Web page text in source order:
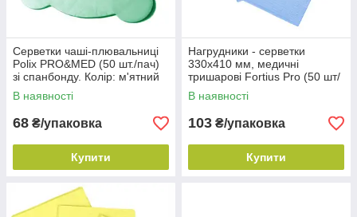
Серветки чаші-плювальниці
Polix PRO&MED (50 шт./пач)
зі спанбонду. Колір: м'ятний
В наявності
68 ₴/упаковка
Купити
Нагрудники - серветки
330х410 мм, медичні
тришарові Fortius Pro (50 шт/
пач), Блакитні
В наявності
103 ₴/упаковка
Купити